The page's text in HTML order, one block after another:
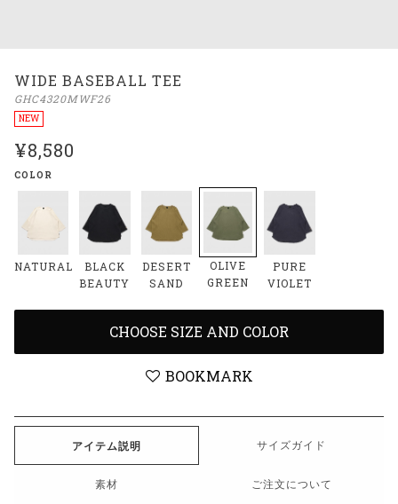
WIDE BASEBALL TEE
GHC4320MWF26
NEW
¥8,580
COLOR
NATURAL
BLACK
BEAUTY
DESERT
SAND
OLIVE
GREEN
PURE
VIOLET
CHOOSE SIZE AND COLOR
BOOKMARK
アイテム説明 サイズガイド
素材 ご注文について